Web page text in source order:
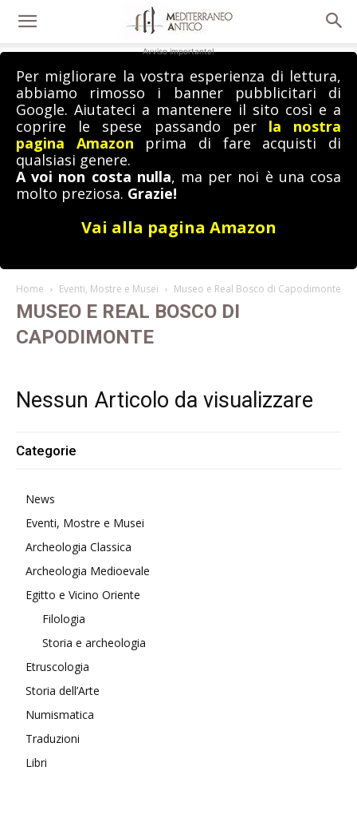
Avviso importante!
Per migliorare la vostra esperienza di lettura,
abbiamo rimosso i banner pubblicitari di
Google. Aiutateci a mantenere il sito così e a
coprire le spese passando per la nostra
pagina Amazon prima di fare acquisti di
qualsiasi genere.
A voi non costa nulla, ma per noi è una cosa
molto preziosa. Grazie!
Vai alla pagina Amazon
Home Eventi, Mostre e Musei Museo e Real Bosco di Capodimonte
MUSEO E REAL BOSCO DI
CAPODIMONTE
Nessun Articolo da visualizzare
Categorie
News
Eventi, Mostre e Musei
Archeologia Classica
Archeologia Medioevale
Egitto e Vicino Oriente
Filologia
Storia e archeologia
Etruscologia
Storia dell’Arte
Numismatica
Traduzioni
Libri